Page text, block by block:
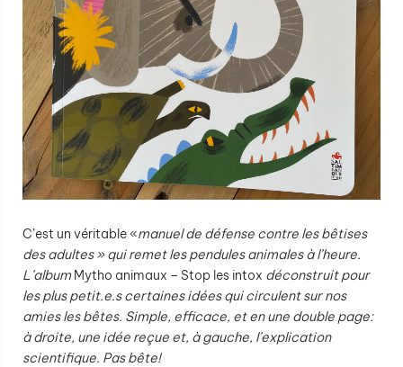
C’est un véritable «manuel de défense contre les bêtises
des adultes » qui remet les pendules animales à l’heure.
L’album Mytho animaux – Stop les intox déconstruit pour
les plus petit.e.s certaines idées qui circulent sur nos
amies les bêtes. Simple, efficace, et en une double page:
à droite, une idée reçue et, à gauche, l’explication
scientifique. Pas bête!